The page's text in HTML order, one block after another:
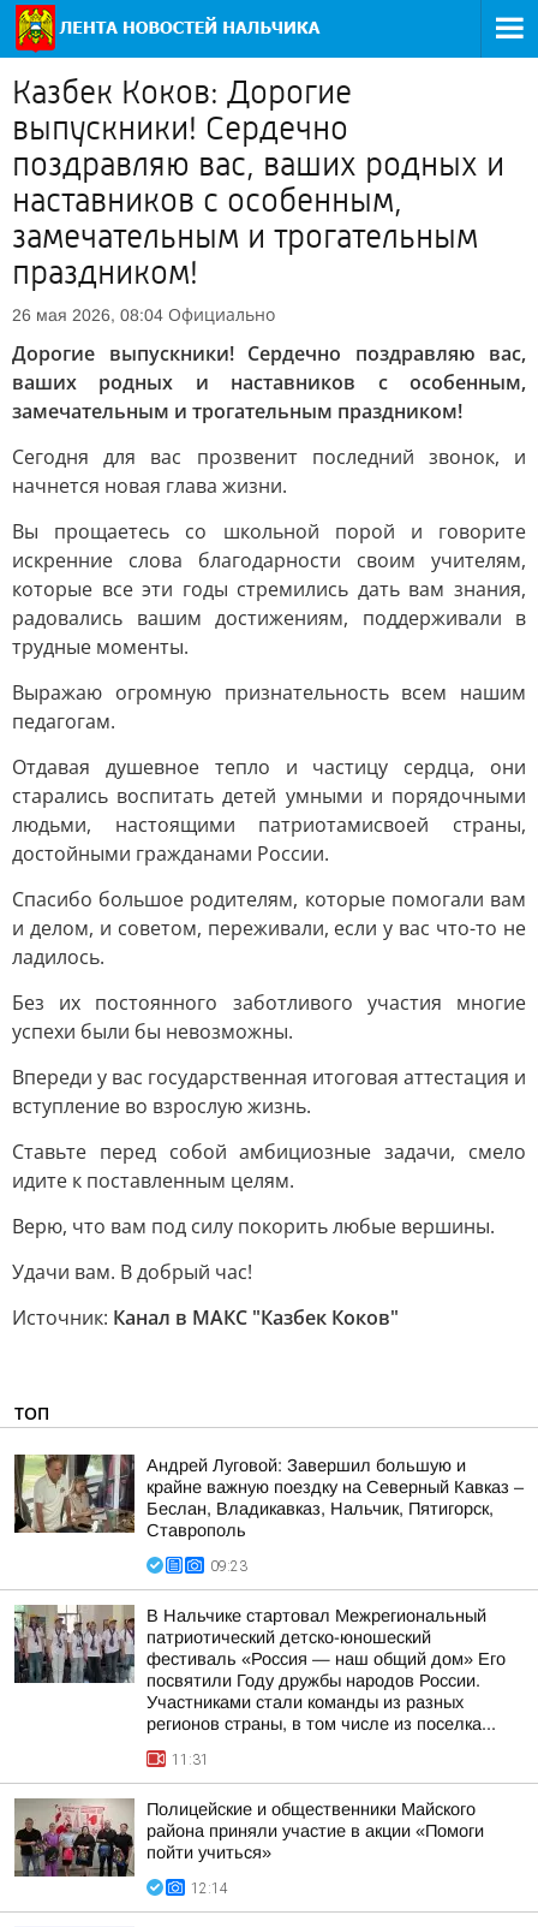
Казбек Коков: Дорогие
выпускники! Сердечно
поздравляю вас, ваших родных и
наставников с особенным,
замечательным и трогательным
праздником!
26 мая 2026, 08:04 Официально
Дорогие выпускники! Сердечно поздравляю вас,
ваших родных и наставников с особенным,
замечательным и трогательным праздником!
Сегодня для вас прозвенит последний звонок, и
начнется новая глава жизни.
Вы прощаетесь со школьной порой и говорите
искренние слова благодарности своим учителям,
которые все эти годы стремились дать вам знания,
радовались вашим достижениям, поддерживали в
трудные моменты.
Выражаю огромную признательность всем нашим
педагогам.
Отдавая душевное тепло и частицу сердца, они
старались воспитать детей умными и порядочными
людьми, настоящими патриотамисвоей страны,
достойными гражданами России.
Спасибо большое родителям, которые помогали вам
и делом, и советом, переживали, если у вас что-то не
ладилось.
Без их постоянного заботливого участия многие
успехи были бы невозможны.
Впереди у вас государственная итоговая аттестация и
вступление во взрослую жизнь.
Ставьте перед собой амбициозные задачи, смело
идите к поставленным целям.
Верю, что вам под силу покорить любые вершины.
Удачи вам. В добрый час!
Источник: Канал в МАКС "Казбек Коков"
ТОП
Андрей Луговой: Завершил большую и
крайне важную поездку на Северный Кавказ –
Беслан, Владикавказ, Нальчик, Пятигорск,
Ставрополь
09:23
В Нальчике стартовал Межрегиональный
патриотический детско-юношеский
фестиваль «Россия — наш общий дом» Его
посвятили Году дружбы народов России.
Участниками стали команды из разных
регионов страны, в том числе из поселка...
11:31
Полицейские и общественники Майского
района приняли участие в акции «Помоги
пойти учиться»
12:14